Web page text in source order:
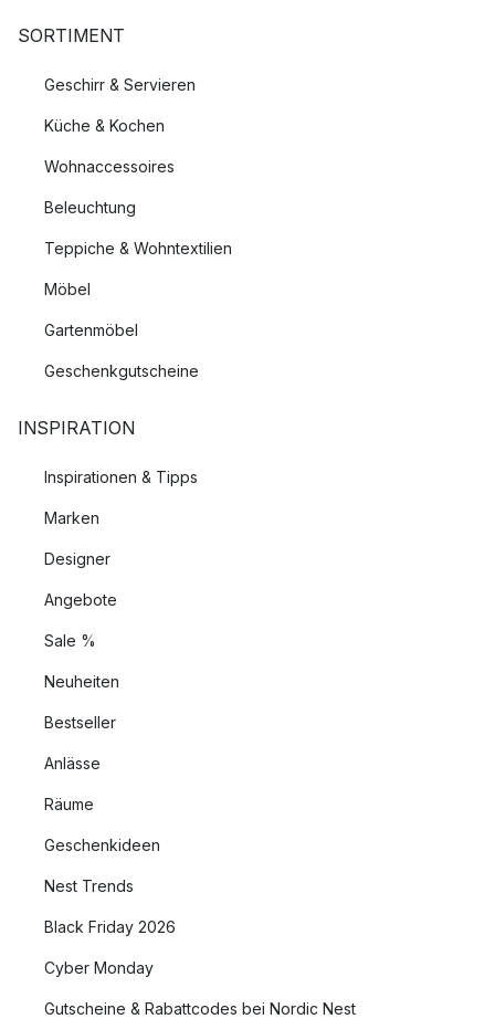
SORTIMENT
Geschirr & Servieren
Küche & Kochen
Wohnaccessoires
Beleuchtung
Teppiche & Wohntextilien
Möbel
Gartenmöbel
Geschenkgutscheine
INSPIRATION
Inspirationen & Tipps
Marken
Designer
Angebote
Sale %
Neuheiten
Bestseller
Anlässe
Räume
Geschenkideen
Nest Trends
Black Friday 2026
Cyber Monday
Gutscheine & Rabattcodes bei Nordic Nest